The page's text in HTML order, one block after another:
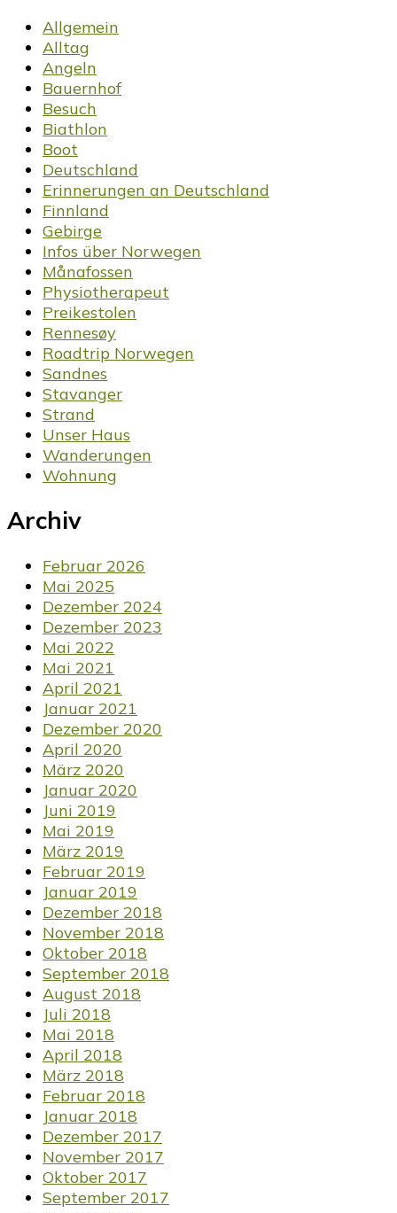
Allgemein
Alltag
Angeln
Bauernhof
Besuch
Biathlon
Boot
Deutschland
Erinnerungen an Deutschland
Finnland
Gebirge
Infos über Norwegen
Månafossen
Physiotherapeut
Preikestolen
Rennesøy
Roadtrip Norwegen
Sandnes
Stavanger
Strand
Unser Haus
Wanderungen
Wohnung
Archiv
Februar 2026
Mai 2025
Dezember 2024
Dezember 2023
Mai 2022
Mai 2021
April 2021
Januar 2021
Dezember 2020
April 2020
März 2020
Januar 2020
Juni 2019
Mai 2019
März 2019
Februar 2019
Januar 2019
Dezember 2018
November 2018
Oktober 2018
September 2018
August 2018
Juli 2018
Mai 2018
April 2018
März 2018
Februar 2018
Januar 2018
Dezember 2017
November 2017
Oktober 2017
September 2017